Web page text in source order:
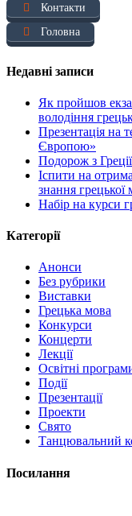
Контакти
Головна
Недавні записи
Як пройшов
володіння
Презентація на
Європою»
Подорож з
Іспити на
знання грецької
Набір на курси
Категорії
Анонси
Без рубрики
Виставки
Грецька мова
Конкурси
Концерти
Лекції
Освітні
Події
Презентації
Проекти
Свято
Танцювальний
Посилання